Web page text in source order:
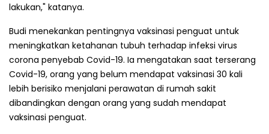
lakukan," katanya.
Budi menekankan pentingnya vaksinasi penguat untuk
meningkatkan ketahanan tubuh terhadap infeksi virus
corona penyebab Covid-19. Ia mengatakan saat terserang
Covid-19, orang yang belum mendapat vaksinasi 30 kali
lebih berisiko menjalani perawatan di rumah sakit
dibandingkan dengan orang yang sudah mendapat
vaksinasi penguat.